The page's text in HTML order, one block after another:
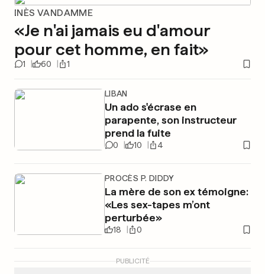
INÈS VANDAMME
«Je n'ai jamais eu d'amour
pour cet homme, en fait»
1 60 1
LIBAN
Un ado s'écrase en
parapente, son instructeur
prend la fuite
0 10 4
PROCÈS P. DIDDY
La mère de son ex témoigne:
«Les sex-tapes m’ont
perturbée»
18 0
PUBLICITÉ